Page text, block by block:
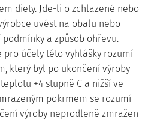
diety. Jde-li o zchlazené nebo
uvést na obalu nebo
a způsob ohřevu.
pro účely této vyhlášky rozumí
který byl po ukončení výroby
+4 stupně C a nižší ve
pokrmem se rozumí
výroby neprodleně zmražen